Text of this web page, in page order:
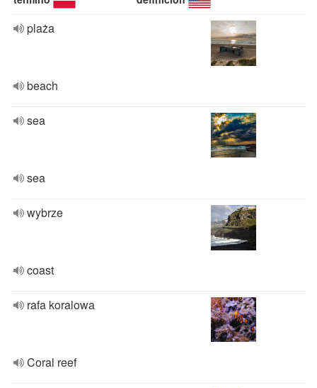
plaża
beach
sea
sea
wybrze
coast
rafa koralowa
Coral reef